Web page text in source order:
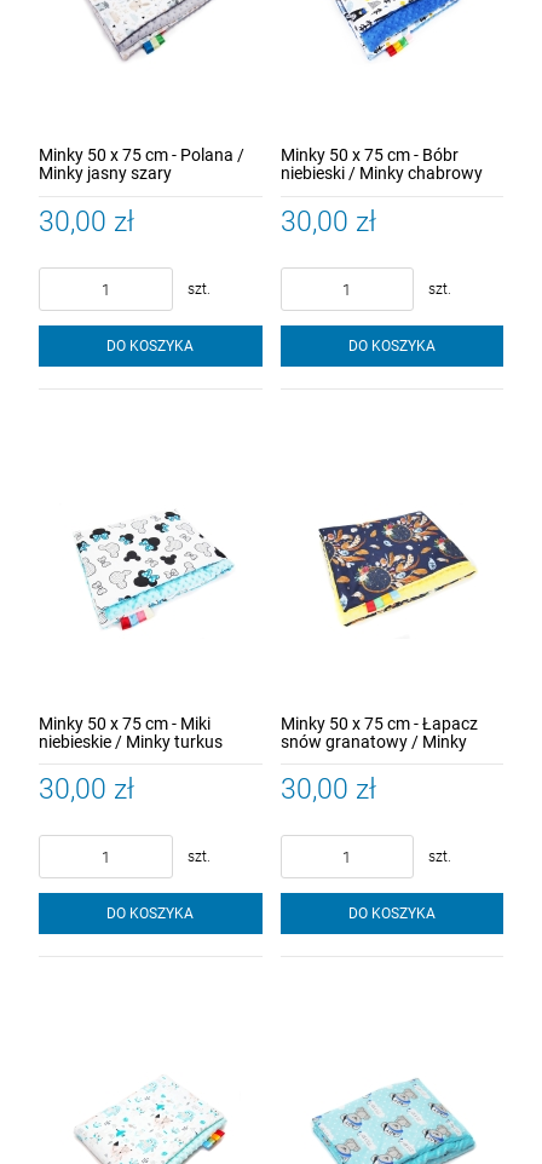
Minky 50 x 75 cm - Polana /
Minky jasny szary
30,00 zł
szt.
DO KOSZYKA
Minky 50 x 75 cm - Bóbr
niebieski / Minky chabrowy
30,00 zł
szt.
DO KOSZYKA
Minky 50 x 75 cm - Miki
niebieskie / Minky turkus
30,00 zł
szt.
DO KOSZYKA
Minky 50 x 75 cm - Łapacz
snów granatowy / Minky
żółty
30,00 zł
szt.
DO KOSZYKA